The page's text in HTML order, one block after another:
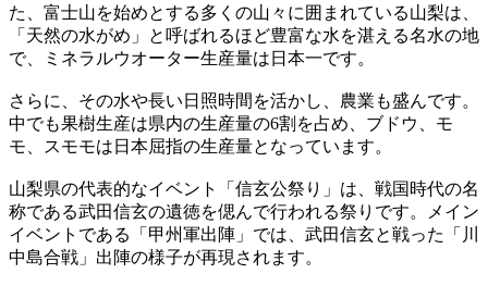
た、富士山を始めとする多くの山々に囲まれている山梨は、
「天然の水がめ」と呼ばれるほど豊富な水を湛える名水の地
で、ミネラルウオーター生産量は日本一です。
さらに、その水や長い日照時間を活かし、農業も盛んです。
中でも果樹生産は県内の生産量の6割を占め、ブドウ、モ
モ、スモモは日本屈指の生産量となっています。
山梨県の代表的なイベント「信玄公祭り」は、戦国時代の名
称である武田信玄の遺徳を偲んで行われる祭りです。メイン
イベントである「甲州軍出陣」では、武田信玄と戦った「川
中島合戦」出陣の様子が再現されます。